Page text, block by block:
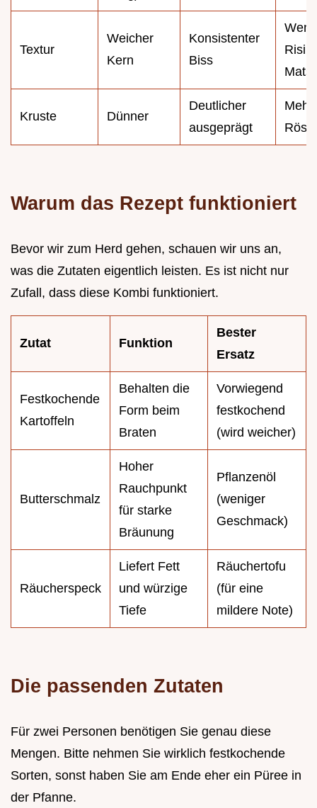
Textur
Weicher
Kern
Konsistenter
Biss
Kruste Dünner
Deutlicher
ausgeprägt
Mehr
Warum das Rezept funktioniert
Bevor wir zum Herd gehen, schauen wir uns an,
was die Zutaten eigentlich leisten. Es ist nicht nur
Zufall, dass diese Kombi funktioniert.
Zutat Funktion
Bester
Ersatz
Festkochende
Kartoffeln
Behalten die
Form beim
Braten
Vorwiegend
festkochend
(wird weicher)
Butterschmalz
Hoher
Rauchpunkt
für starke
Bräunung
Pflanzenöl
(weniger
Geschmack)
Räucherspeck
Liefert Fett
und würzige
Tiefe
Räuchertofu
(für eine
mildere Note)
Die passenden Zutaten
Für zwei Personen benötigen Sie genau diese
Mengen. Bitte nehmen Sie wirklich festkochende
Sorten, sonst haben Sie am Ende eher ein Püree in
der Pfanne.